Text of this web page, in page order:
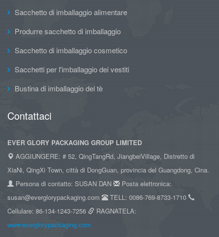
Sacchetto di imballaggio alimentare
Produrre sacchetto di imballaggio
Sacchetto di imballaggio cosmetico
Sacchetti per l'imballaggio dei vestiti
Bustina di imballaggio del tè
Contattaci
EVER GLORY PACKAGING GROUP LIMITED
AGGIUNGERE: # 52, QingTangRd, JiangbeiVillage, Distretto di
XiaNi, QingXi Town, città di DongGuan, provincia del Guangdong, Cina.
Persona di contatto: SUSAN DAN
Posta elettronica:
susan@everglorypackaging.com
TELL: 0086-769-8733-1710
Cellulare: 86-134-1243-7256
RAGNATELA:
www.everglorypackaging.com